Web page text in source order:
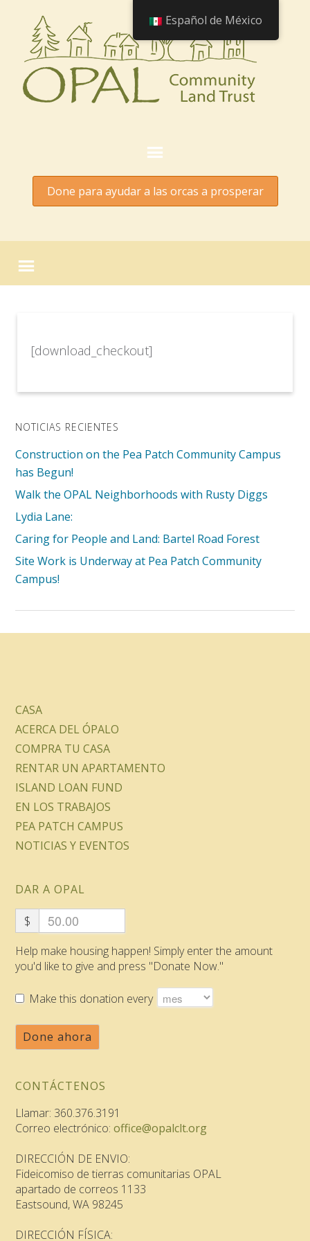
Done para ayudar a las orcas a prosperar
[download_checkout]
NOTICIAS RECIENTES
Construction on the Pea Patch Community Campus
has Begun!
Walk the OPAL Neighborhoods with Rusty Diggs
Lydia Lane:
Caring for People and Land: Bartel Road Forest
Site Work is Underway at Pea Patch Community
Campus!
CASA
ACERCA DEL ÓPALO
COMPRA TU CASA
RENTAR UN APARTAMENTO
ISLAND LOAN FUND
EN LOS TRABAJOS
PEA PATCH CAMPUS
NOTICIAS Y EVENTOS
DAR A OPAL
$
Help make housing happen! Simply enter the amount
you'd like to give and press "Donate Now."
Make this donation every
Done ahora
CONTÁCTENOS
Llamar: 360.376.3191
Correo electrónico:office@opalclt.org
DIRECCIÓN DE ENVIO:
Fideicomiso de tierras comunitarias OPAL
apartado de correos 1133
Eastsound, WA 98245
DIRECCIÓN FÍSICA:
Español de México